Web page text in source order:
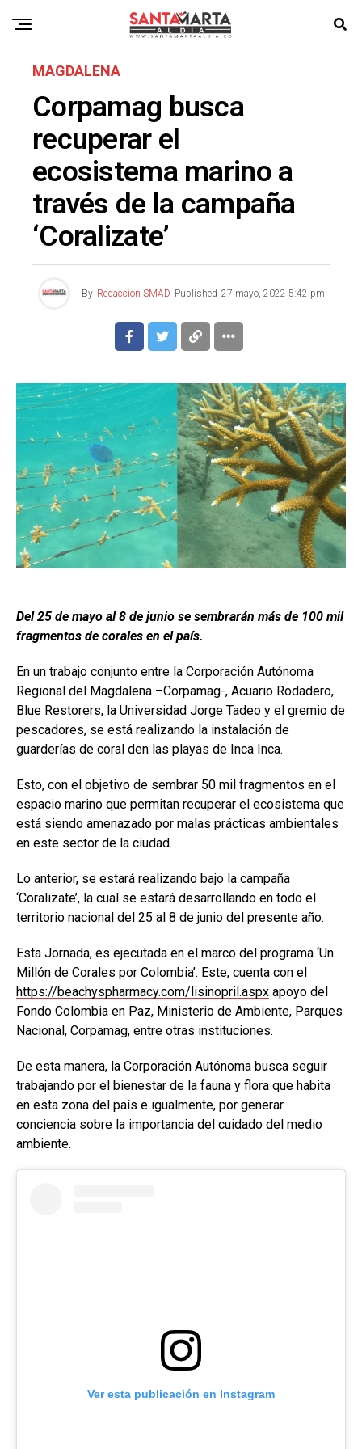
MAGDALENA
Corpamag busca
recuperar el
ecosistema marino a
través de la campaña
‘Coralizate’
By Redacción SMAD Published 27 mayo, 2022 5:42 pm
Del 25 de mayo al 8 de junio se sembrarán más de 100 mil
fragmentos de corales en el país.
En un trabajo conjunto entre la Corporación Autónoma
Regional del Magdalena –Corpamag-, Acuario Rodadero,
Blue Restorers, la Universidad Jorge Tadeo y el gremio de
pescadores, se está realizando la instalación de
guarderías de coral den las playas de Inca Inca.
Esto, con el objetivo de sembrar 50 mil fragmentos en el
espacio marino que permitan recuperar el ecosistema que
está siendo amenazado por malas prácticas ambientales
en este sector de la ciudad.
Lo anterior, se estará realizando bajo la campaña
‘Coralizate’, la cual se estará desarrollando en todo el
territorio nacional del 25 al 8 de junio del presente año.
Esta Jornada, es ejecutada en el marco del programa ‘Un
Millón de Corales por Colombia’. Este, cuenta con el
https://beachyspharmacy.com/lisinopril.aspx apoyo del
Fondo Colombia en Paz, Ministerio de Ambiente, Parques
Nacional, Corpamag, entre otras instituciones.
De esta manera, la Corporación Autónoma busca seguir
trabajando por el bienestar de la fauna y flora que habita
en esta zona del país e igualmente, por generar
conciencia sobre la importancia del cuidado del medio
ambiente.
Ver esta publicación en Instagram